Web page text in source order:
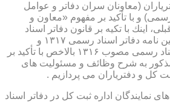
(معاونان سران دفاتر و عوامل
و با تأكید بر مفهوم «معاون و
اینك با تكیه بر قانون دفاتر اسناد
رسمی مصوب ۱۳۱۶ و آئین نامه دفاتر اسناد رسمی ۱۳۱۷ و
نظامنامه قانون دفاتر اسناد رسمی مصوب ۱۳۱۶ بالاخص با تأكید بر
مذكور به شرح وظائف و مسئولیت های
كل و دفتریاران می پردازیم .
نمایندگان اداره ثبت كل در دفاتر اسناد